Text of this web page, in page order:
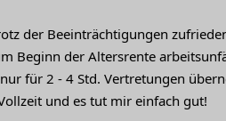
der Beeinträchtigungen
Beginn der Altersrente
für 2 - 4 Std. Vertretungen
und es tut mir einfach gut!